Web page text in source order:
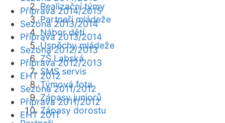
Realizační týmy
Partneři mládeže
Nábor dětí
Úspěchy mládeže
ZŠ Labská
SMS servis
Týmová fota
Zápasy juniorů
Zápasy dorostu
Příprava 2014/2015
Sezóna 2013/2014
Příprava 2013/2014
Sezóna 2012/2013
Příprava 2012/2013
EHT 2012
Sezóna 2011/2012
Příprava 2011/2012
EHT 2011